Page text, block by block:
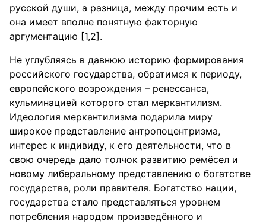
русской души, а разница, между прочим есть и
она имеет вполне понятную факторную
аргументацию [1,2].
Не углубляясь в давнюю историю формирования
российского государства, обратимся к периоду,
европейского возрождения – ренессанса,
кульминацией которого стал меркантилизм.
Идеология меркантилизма подарила миру
широкое представление антропоцентризма,
интерес к индивиду, к его деятельности, что в
свою очередь дало толчок развитию ремёсел и
новому либеральному представлению о богатстве
государства, роли правителя. Богатство нации,
государства стало представляться уровнем
потребления народом произведённого и